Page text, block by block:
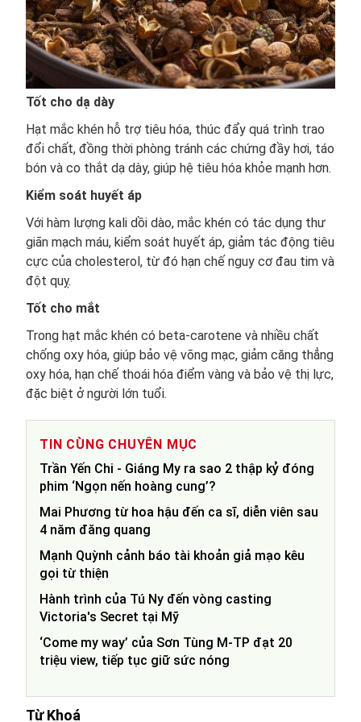
Tốt cho dạ dày
Hạt mắc khén hỗ trợ tiêu hóa, thúc đẩy quá trình trao
đổi chất, đồng thời phòng tránh các chứng đầy hơi, táo
bón và co thắt dạ dày, giúp hệ tiêu hóa khỏe mạnh hơn.
Kiểm soát huyết áp
Với hàm lượng kali dồi dào, mắc khén có tác dụng thư
giãn mạch máu, kiểm soát huyết áp, giảm tác động tiêu
cực của cholesterol, từ đó hạn chế nguy cơ đau tim và
đột quỵ.
Tốt cho mắt
Trong hạt mắc khén có beta-carotene và nhiều chất
chống oxy hóa, giúp bảo vệ võng mạc, giảm căng thẳng
oxy hóa, hạn chế thoái hóa điểm vàng và bảo vệ thị lực,
đặc biệt ở người lớn tuổi.
TIN CÙNG CHUYÊN MỤC
Trần Yến Chi - Giáng My ra sao 2 thập kỷ đóng
phim ‘Ngọn nến hoàng cung’?
Mai Phương từ hoa hậu đến ca sĩ, diễn viên sau
4 năm đăng quang
Mạnh Quỳnh cảnh báo tài khoản giả mạo kêu
gọi từ thiện
Hành trình của Tú Ny đến vòng casting
Victoria's Secret tại Mỹ
‘Come my way’ của Sơn Tùng M-TP đạt 20
triệu view, tiếp tục giữ sức nóng
Từ Khoá